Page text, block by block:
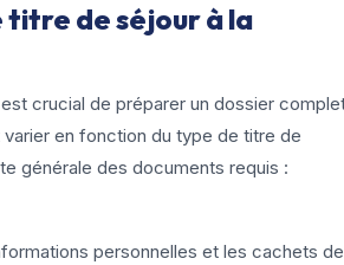
titre de séjour à la
crucial de préparer un dossier
en fonction du type de titre de
générale des documents requis :
personnelles et les cachets de